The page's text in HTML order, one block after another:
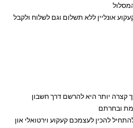
אונליין ללא תשלום וגם לשלוח ולקבל
קצרה יותר היא להרשם דרך חשבון
ובחרתם
להכין לעצמכם קעקוע וירטואלי און